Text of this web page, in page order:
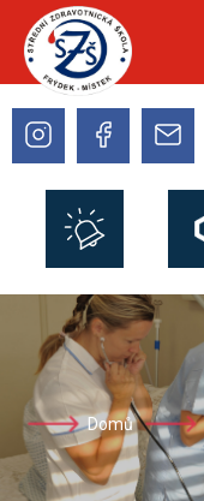
Domů